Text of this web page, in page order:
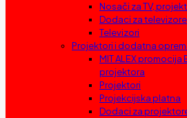
Nosači za TV,
Dodaci za televizore
Televizori
Projektori i dodatna
MIT ALEX promocija
projektora
Projektori
Projekcijska platna
Dodaci za